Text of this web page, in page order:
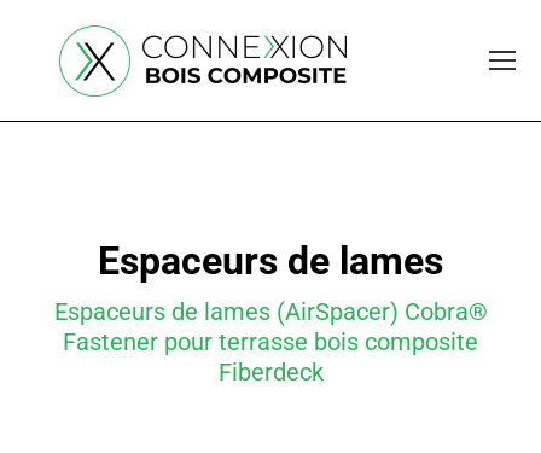
Espaceurs de lames
Espaceurs de lames (AirSpacer) Cobra®
Fastener pour terrasse bois composite
Fiberdeck